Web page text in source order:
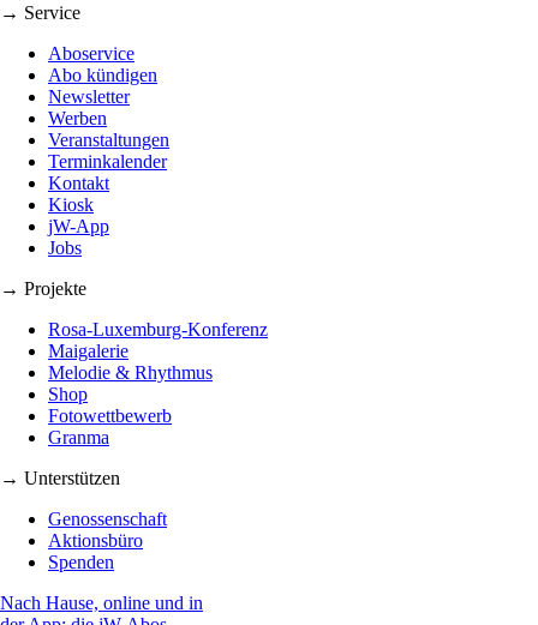
→ Service
Aboservice
Abo kündigen
Newsletter
Werben
Veranstaltungen
Terminkalender
Kontakt
Kiosk
jW-App
Jobs
→ Projekte
Rosa-Luxemburg-Konferenz
Maigalerie
Melodie & Rhythmus
Shop
Fotowettbewerb
Granma
→ Unterstützen
Genossenschaft
Aktionsbüro
Spenden
Nach Hause, online und in